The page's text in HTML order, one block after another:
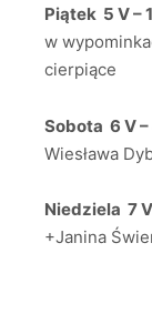
Piątek 5 V –
w
cierpiące
Sobota 6 V
Wiesława
Niedziela 7
+Janina